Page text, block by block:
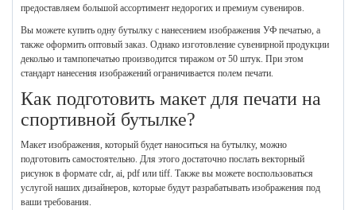
предоставляем большой ассортимент недорогих и премиум сувениров.
Вы можете купить одну бутылку с нанесением изображения УФ печатью, а
также оформить оптовый заказ. Однако изготовление сувенирной продукции
деколью и тампопечатью производится тиражом от 50 штук. При этом
стандарт нанесения изображений ограничивается полем печати.
Как подготовить макет для печати на
спортивной бутылке?
Макет изображения, который будет наноситься на бутылку, можно
подготовить самостоятельно. Для этого достаточно послать векторный
рисунок в формате cdr, ai, pdf или tiff. Также вы можете воспользоваться
услугой наших дизайнеров, которые будут разрабатывать изображения под
ваши требования.